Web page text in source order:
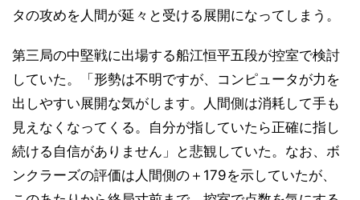
タの攻めを人間が延々と受ける展開になってしまう。
第三局の中堅戦に出場する船江恒平五段が控室で検討
していた。「形勢は不明ですが、コンピュータが力を
出しやすい展開な気がします。人間側は消耗して手も
見えなくなってくる。自分が指していたら正確に指し
続ける自信がありません」と悲観していた。なお、ボ
ンクラーズの評価は人間側の＋179を示していたが、